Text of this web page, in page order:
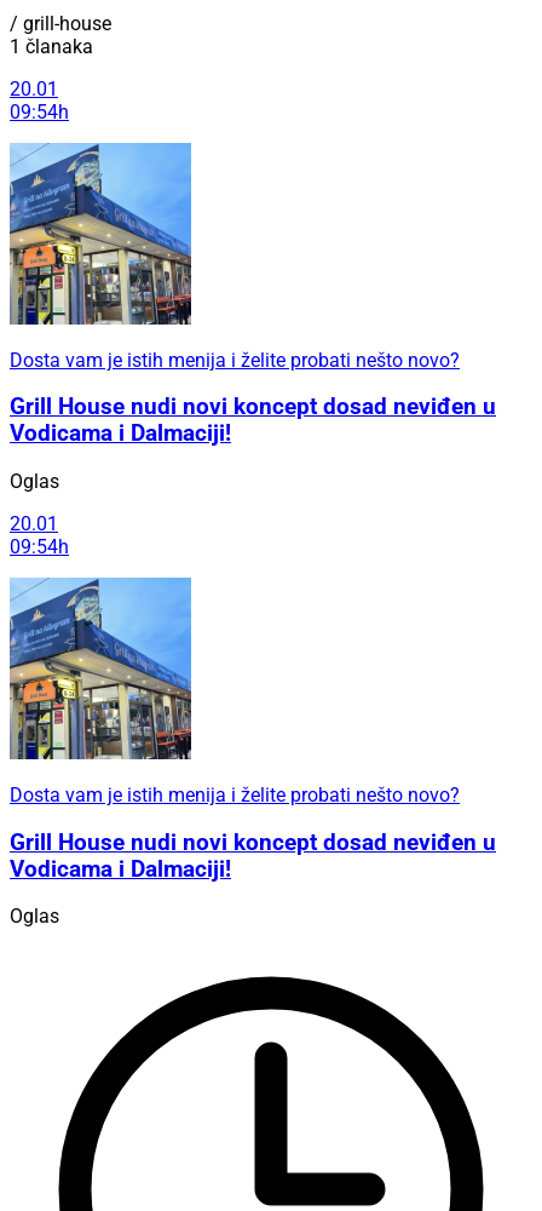
/ grill-house
1 članaka
20.01
09:54h
Dosta vam je istih menija i želite probati nešto novo?
Grill House nudi novi koncept dosad neviđen u
Vodicama i Dalmaciji!
Oglas
20.01
09:54h
Dosta vam je istih menija i želite probati nešto novo?
Grill House nudi novi koncept dosad neviđen u
Vodicama i Dalmaciji!
Oglas